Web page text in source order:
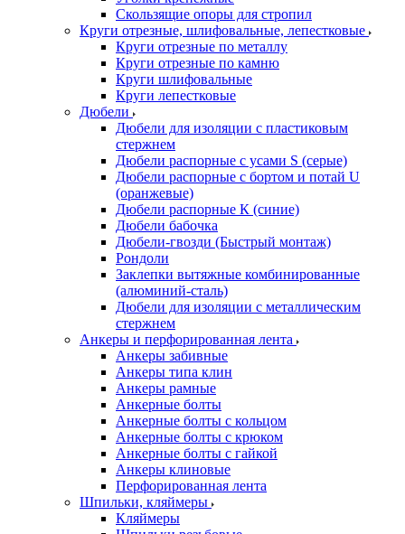
Скользящие опоры для стропил
Круги отрезные, шлифовальные, лепестковые
Круги отрезные по металлу
Круги отрезные по камню
Круги шлифовальные
Круги лепестковые
Дюбели
Дюбели для изоляции с пластиковым
стержнем
Дюбели распорные с усами S (серые)
Дюбели распорные c бортом и потай U
(оранжевые)
Дюбели распорные К (синие)
Дюбели бабочка
Дюбели-гвозди (Быстрый монтаж)
Рондоли
Заклепки вытяжные комбинированные
(алюминий-сталь)
Дюбели для изоляции с металлическим
стержнем
Анкеры и перфорированная лента
Анкеры забивные
Анкеры типа клин
Анкеры рамные
Анкерные болты
Анкерные болты с кольцом
Анкерные болты с крюком
Анкерные болты с гайкой
Анкеры клиновые
Перфорированная лента
Шпильки, кляймеры
Кляймеры